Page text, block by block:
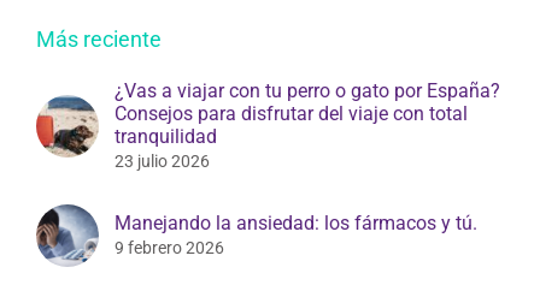
Más reciente
¿Vas a viajar con tu perro o gato por España?
Consejos para disfrutar del viaje con total
tranquilidad
23 julio 2026
Manejando la ansiedad: los fármacos y tú.
9 febrero 2026